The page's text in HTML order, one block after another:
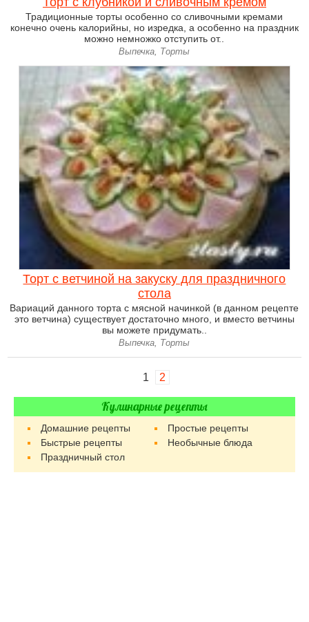
Традиционные торты особенно со сливочными кремами
конечно очень калорийны, но изредка, а особенно на праздник
можно немножко отступить от..
Выпечка, Торты
Торт с ветчиной на закуску для праздничного
стола
Вариаций данного торта с мясной начинкой (в данном рецепте
это ветчина) существует достаточно много, и вместо ветчины
вы можете придумать..
Выпечка, Торты
1 2
Кулинарные рецепты
Домашние рецепты
Простые рецепты
Быстрые рецепты
Необычные блюда
Праздничный стол